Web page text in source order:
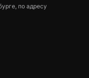
по адресу